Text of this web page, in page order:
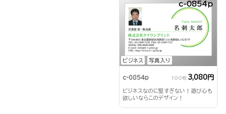
ビジネス 写真入り
c-0854p
c-0854p 100枚 3,080円
ビジネスなのに堅すぎない！遊び心も
欲しいならこのデザイン！